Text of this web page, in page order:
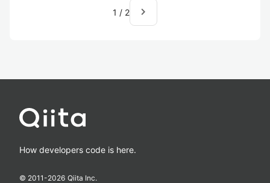
1 / 2 navigate_next
How developers code is here.
© 2011-2026 Qiita Inc.